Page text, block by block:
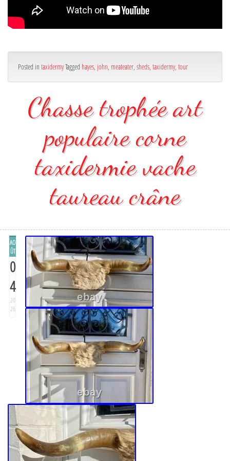
Posted in taxidermyTagged hayes, john, meateater, sheds, taxidermy, tour
Chasse trophée art
populaire corne
taxidermie vache
taureau crâne
AO
ÛT
0
4
20
26